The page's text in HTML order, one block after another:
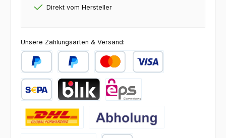
Direkt vom Hersteller
Unsere Zahlungsarten & Versand:
PayPal Später BezahlenKredit- oder Debitkarte
Abholung